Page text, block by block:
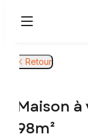
Retour
Maison à
98m²